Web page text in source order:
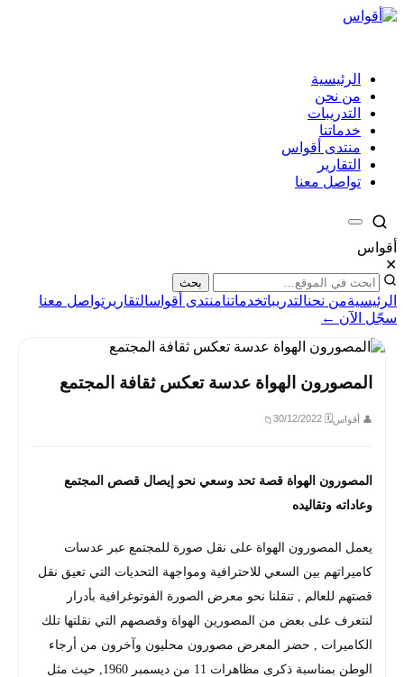
الرئيسية
من نحن
التدريبات
خدماتنا
منتدى أقواس
التقارير
تواصل معنا
أقواس
✕
بحث
الرئيسيةمن نحنالتدريباتخدماتنامنتدى أقواسالتقارير تواصل معنا
سجّل الآن ←
المصورون الهواة عدسة تعكس ثقافة المجتمع
👤 أقواس🗓 30/12/2022
📁
المصورون الهواة قصة تحد وسعي نحو إيصال قصص المجتمع
وعاداته وتقاليده
يعمل المصورون الهواة على نقل صورة للمجتمع عبر عدسات
كاميراتهم بين السعي للاحترافية ومواجهة التحديات التي تعيق نقل
قصتهم للعالم , تنقلنا نحو معرض الصورة الفوتوغرافية بأدرار
لنتعرف على بعض من المصورين الهواة وقصصهم التي نقلتها تلك
الكاميرات , حضر المعرض مصورون محليون وآخرون من أرجاء
الوطن بمناسبة ذكرى مظاهرات 11 من ديسمبر 1960, حيث مثل